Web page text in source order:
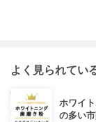
よく見られてい
ホワイ
の多い